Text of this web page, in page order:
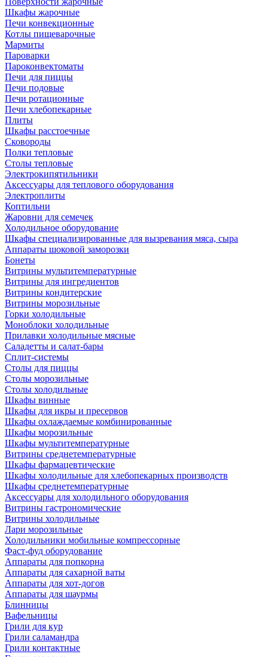
Шкафы жарочные
Печи конвекционные
Котлы пищеварочные
Мармиты
Пароварки
Пароконвектоматы
Печи для пиццы
Печи подовые
Печи ротационные
Печи хлебопекарные
Плиты
Шкафы расстоечные
Сковороды
Полки тепловые
Столы тепловые
Электрокипятильники
Аксессуары для теплового оборудования
Электроплиты
Коптильни
Жаровни для семечек
Холодильное оборудование
Шкафы специализированные для вызревания мяса, сыра
Аппараты шоковой заморозки
Бонеты
Витрины мультитемпературные
Витрины для ингредиентов
Витрины кондитерские
Витрины морозильные
Горки холодильные
Моноблоки холодильные
Прилавки холодильные мясные
Саладетты и салат-бары
Сплит-системы
Столы для пиццы
Столы морозильные
Столы холодильные
Шкафы винные
Шкафы для икры и пресервов
Шкафы охлаждаемые комбинированные
Шкафы морозильные
Шкафы мультитемпературные
Витрины среднетемпературные
Шкафы фармацевтические
Шкафы холодильные для хлебопекарных производств
Шкафы среднетемпературные
Аксессуары для холодильного оборудования
Витрины гастрономические
Витрины холодильные
Лари морозильные
Холодильники мобильные компрессорные
Фаст-фуд оборудование
Аппараты для попкорна
Аппараты для сахарной ваты
Аппараты для хот-догов
Аппараты для шаурмы
Блинницы
Вафельницы
Грили для кур
Грили саламандра
Грили контактные